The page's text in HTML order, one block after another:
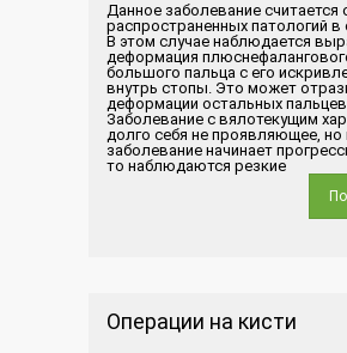
Данное заболевание считается
распространенных патологий в
В этом случае наблюдается
деформация
большого пальца с его
внутрь стопы. Это может
деформации остальных
Заболевание с вялотекущим
долго себя не проявляющее, но
заболевание начинает
то наблюдаются резкие
Операции на кисти